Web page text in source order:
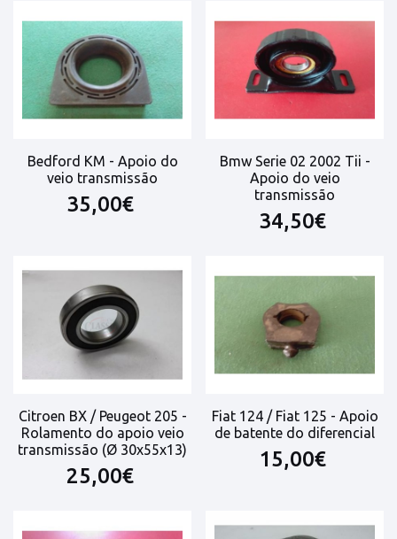
Bedford KM - Apoio do
veio transmissão
35,00€
Bmw Serie 02 2002 Tii -
Apoio do veio
transmissão
34,50€
Citroen BX / Peugeot 205 -
Rolamento do apoio veio
transmissão (Ø 30x55x13)
25,00€
Fiat 124 / Fiat 125 - Apoio
de batente do diferencial
15,00€